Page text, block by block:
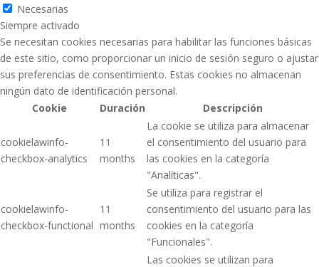
Necesarias
Siempre activado
Se necesitan cookies necesarias para habilitar las funciones básicas
de este sitio, como proporcionar un inicio de sesión seguro o ajustar
sus preferencias de consentimiento. Estas cookies no almacenan
ningún dato de identificación personal.
Cookie
Duración Descripción
cookielawinfo-
checkbox-analytics
11
months
La cookie se utiliza para almacenar
el consentimiento del usuario para
las cookies en la categoría
"Analíticas".
cookielawinfo-
checkbox-functional
11
months
Se utiliza para registrar el
consentimiento del usuario para las
cookies en la categoría
"Funcionales".
Las cookies se utilizan para